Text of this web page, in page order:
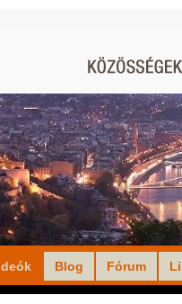
Blog Fórum